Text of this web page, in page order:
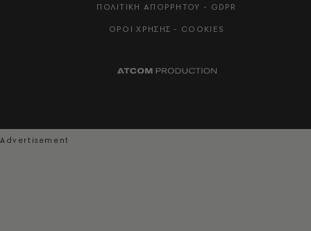
ΠΟΛΙΤΙΚΗ ΑΠΟΡΡΗΤΟΥ - GDPR
ΟΡΟΙ ΧΡΗΣΗΣ - COOKIES